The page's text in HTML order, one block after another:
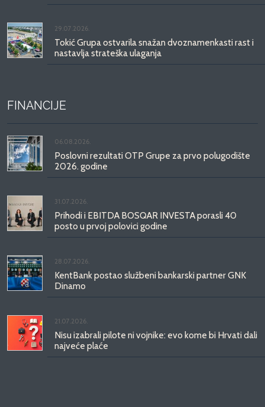
29.07.2026.
Tokić Grupa ostvarila snažan dvoznamenkasti rast i
nastavlja strateška ulaganja
FINANCIJE
06.08.2026.
Poslovni rezultati OTP Grupe za prvo polugodište
2026. godine
31.07.2026.
Prihodi i EBITDA BOSQAR INVESTA porasli 40
posto u prvoj polovici godine
28.07.2026.
KentBank postao službeni bankarski partner GNK
Dinamo
21.07.2026.
Nisu izabrali pilote ni vojnike: evo kome bi Hrvati dali
najveće plaće